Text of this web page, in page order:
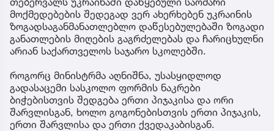
მოქმედებების შედეგად ვერ ახერხებენ უკრაინის
ზოგადსაგანმანათლებლო დაწესებულებაში ზოგადი
განათლების მიღების გაგრძელებას და ჩარიცხულნი
არიან საქართველოს საჯარო სკოლებში.
როგორც მინისტრმა აღნიშნა, უსასყიდლოდ
გადასაცემი სასკოლო ფორმის ნაკრები
ბიჭებისთვის შედგება ერთი პიჯაკისა და ორი
შარვლისგან, ხოლო გოგონებისთვის ერთი პიჯაკის,
ერთი შარვლისა და ერთი ქვედაკაბისგან.